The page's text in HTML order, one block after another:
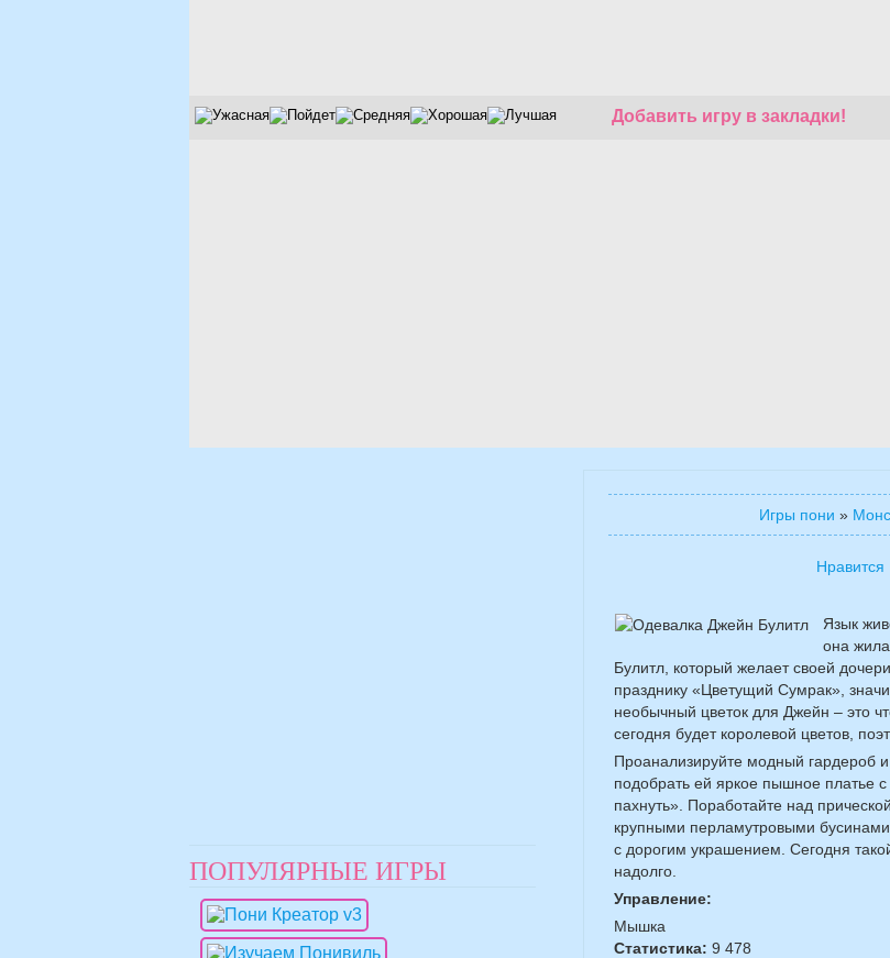
Добавить игру в закладки!
Игры пони »
Нравится
Язык
она
Булитл, который желает своей
празднику «Цветущий Сумрак»,
необычный цветок для Джейн – это
сегодня будет королевой цветов,
Проанализируйте модный гардероб
подобрать ей яркое пышное платье
пахнуть». Поработайте над
крупными перламутровыми
с дорогим украшением. Сегодня
надолго.
Управление:
Мышка
Статистика: 9 478
ПОПУЛЯРНЫЕ ИГРЫ